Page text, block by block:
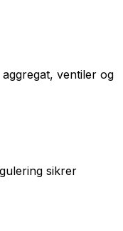
ventiler og
sikrer